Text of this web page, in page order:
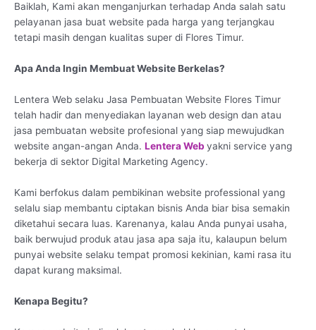
Baiklah, Kami akan menganjurkan terhadap Anda salah satu
pelayanan jasa buat website pada harga yang terjangkau
tetapi masih dengan kualitas super di Flores Timur.
Apa Anda Ingin Membuat Website Berkelas?
Lentera Web selaku Jasa Pembuatan Website Flores Timur
telah hadir dan menyediakan layanan web design dan atau
jasa pembuatan website profesional yang siap mewujudkan
website angan-angan Anda. Lentera Web yakni service yang
bekerja di sektor Digital Marketing Agency.
Kami berfokus dalam pembikinan website professional yang
selalu siap membantu ciptakan bisnis Anda biar bisa semakin
diketahui secara luas. Karenanya, kalau Anda punyai usaha,
baik berwujud produk atau jasa apa saja itu, kalaupun belum
punyai website selaku tempat promosi kekinian, kami rasa itu
dapat kurang maksimal.
Kenapa Begitu?